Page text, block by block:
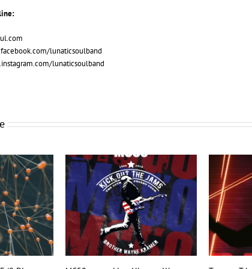
lunaticsoulband
lunaticsoulband